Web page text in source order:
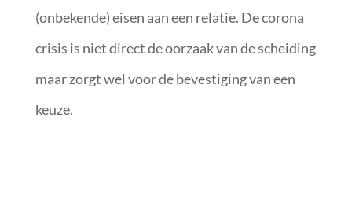
(onbekende) eisen aan een relatie. De corona
crisis is niet direct de oorzaak van de scheiding
maar zorgt wel voor de bevestiging van een
keuze.